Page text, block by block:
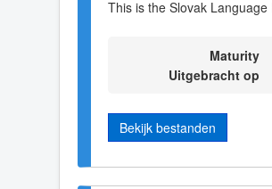
This is the Slovak
Maturity
Uitgebracht op
Bekijk bestanden